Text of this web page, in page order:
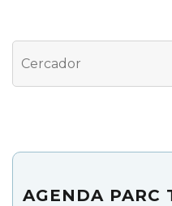
Cerca
Search
AGENDA PARC